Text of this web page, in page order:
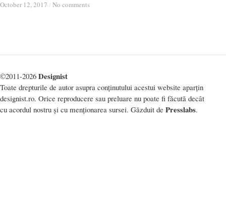
October 12, 2017 / No comments
October 12, 2017 / No comments
©2011-2026 Designist
Toate drepturile de autor asupra conținutului acestui website aparțin
designist.ro. Orice reproducere sau preluare nu poate fi făcută decât
cu acordul nostru și cu menționarea sursei. Găzduit de Presslabs.